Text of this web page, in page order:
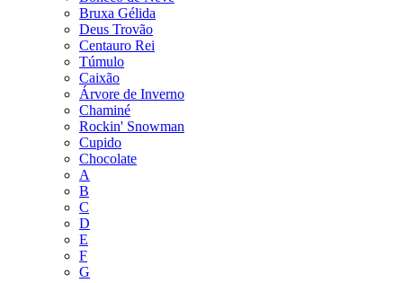
Bruxa Gélida
Deus Trovão
Centauro Rei
Túmulo
Caixão
Árvore de Inverno
Chaminé
Rockin' Snowman
Cupido
Chocolate
A
B
C
D
E
F
G